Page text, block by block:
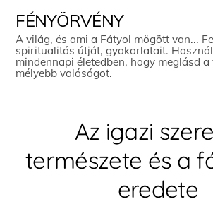
content
FÉNYÖRVÉNY
A világ, és ami a Fátyol mögött van...
spiritualitás útját, gyakorlatait.
mindennapi életedben, hogy meglásd
mélyebb valóságot.
Az igazi
természete és a
eredete